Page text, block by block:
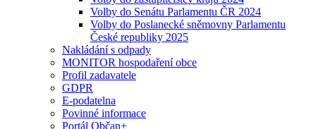
Volby do Senátu Parlamentu ČR 2024
Volby do Poslanecké sněmovny Parlamentu
České republiky 2025
Nakládání s odpady
MONITOR hospodaření obce
Profil zadavatele
GDPR
E-podatelna
Povinné informace
Portál Občan+